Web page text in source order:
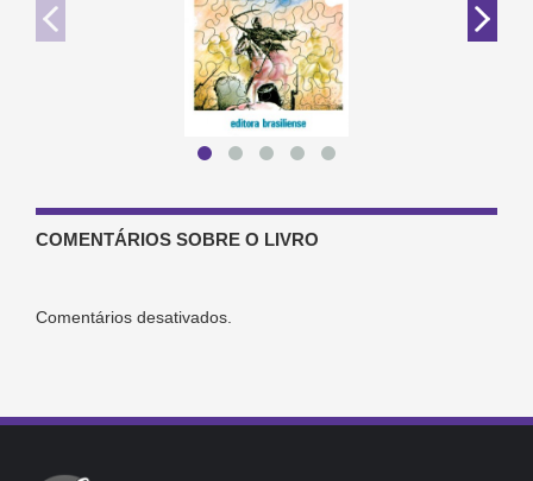
COMENTÁRIOS SOBRE O LIVRO
Comentários desativados.